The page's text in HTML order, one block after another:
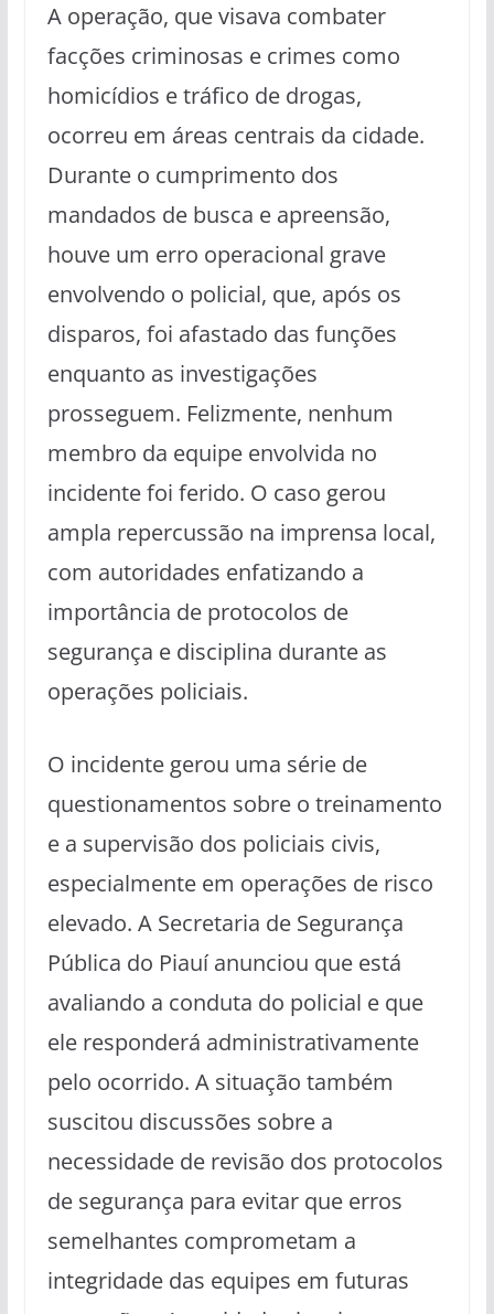
A operação, que visava combater
facções criminosas e crimes como
homicídios e tráfico de drogas,
ocorreu em áreas centrais da cidade.
Durante o cumprimento dos
mandados de busca e apreensão,
houve um erro operacional grave
envolvendo o policial, que, após os
disparos, foi afastado das funções
enquanto as investigações
prosseguem. Felizmente, nenhum
membro da equipe envolvida no
incidente foi ferido. O caso gerou
ampla repercussão na imprensa local,
com autoridades enfatizando a
importância de protocolos de
segurança e disciplina durante as
operações policiais.
O incidente gerou uma série de
questionamentos sobre o treinamento
e a supervisão dos policiais civis,
especialmente em operações de risco
elevado. A Secretaria de Segurança
Pública do Piauí anunciou que está
avaliando a conduta do policial e que
ele responderá administrativamente
pelo ocorrido. A situação também
suscitou discussões sobre a
necessidade de revisão dos protocolos
de segurança para evitar que erros
semelhantes comprometam a
integridade das equipes em futuras